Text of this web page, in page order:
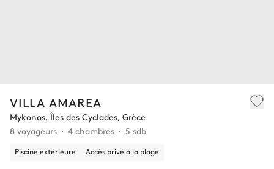
VILLA AMAREA
Mykonos, Îles des Cyclades, Grèce
8 voyageurs
4 chambres 5 sdb
Piscine extérieure Accès privé à la plage